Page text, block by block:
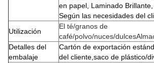
en papel, Laminado
Según las necesidades del
Utilización
El té/granos de
café/polvo/nuces/dulces
Detalles del
embalaje
Cartón de exportación
del cliente,saco de plástico/